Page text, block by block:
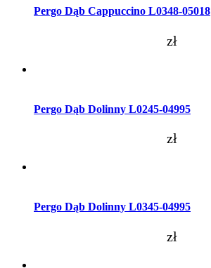
Pergo Dąb Cappuccino L0348-05018
zł
Pergo Dąb Dolinny L0245-04995
zł
Pergo Dąb Dolinny L0345-04995
zł